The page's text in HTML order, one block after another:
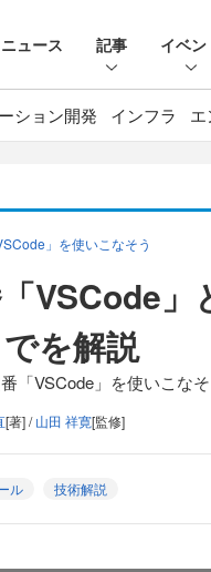
ニュース 記事 イベン
ション開発 インフラ
」を使いこなそう
VSCode
を解説
「VSCode」を使いこな
[著] /山田 祥寛[監修]
ル 技術解説